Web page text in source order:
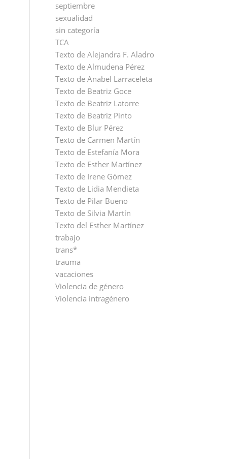
septiembre
sexualidad
sin categoría
TCA
Texto de Alejandra F. Aladro
Texto de Almudena Pérez
Texto de Anabel Larraceleta
Texto de Beatriz Goce
Texto de Beatriz Latorre
Texto de Beatriz Pinto
Texto de Blur Pérez
Texto de Carmen Martín
Texto de Estefanía Mora
Texto de Esther Martínez
Texto de Irene Gómez
Texto de Lidia Mendieta
Texto de Pilar Bueno
Texto de Silvia Martín
Texto del Esther Martínez
trabajo
trans*
trauma
vacaciones
Violencia de género
Violencia intragénero